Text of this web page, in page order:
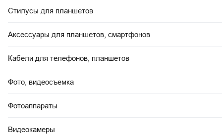
Стилусы для планшетов
Аксессуары для планшетов, смартфонов
Кабели для телефонов, планшетов
Фото, видеосъемка
Фотоаппараты
Видеокамеры